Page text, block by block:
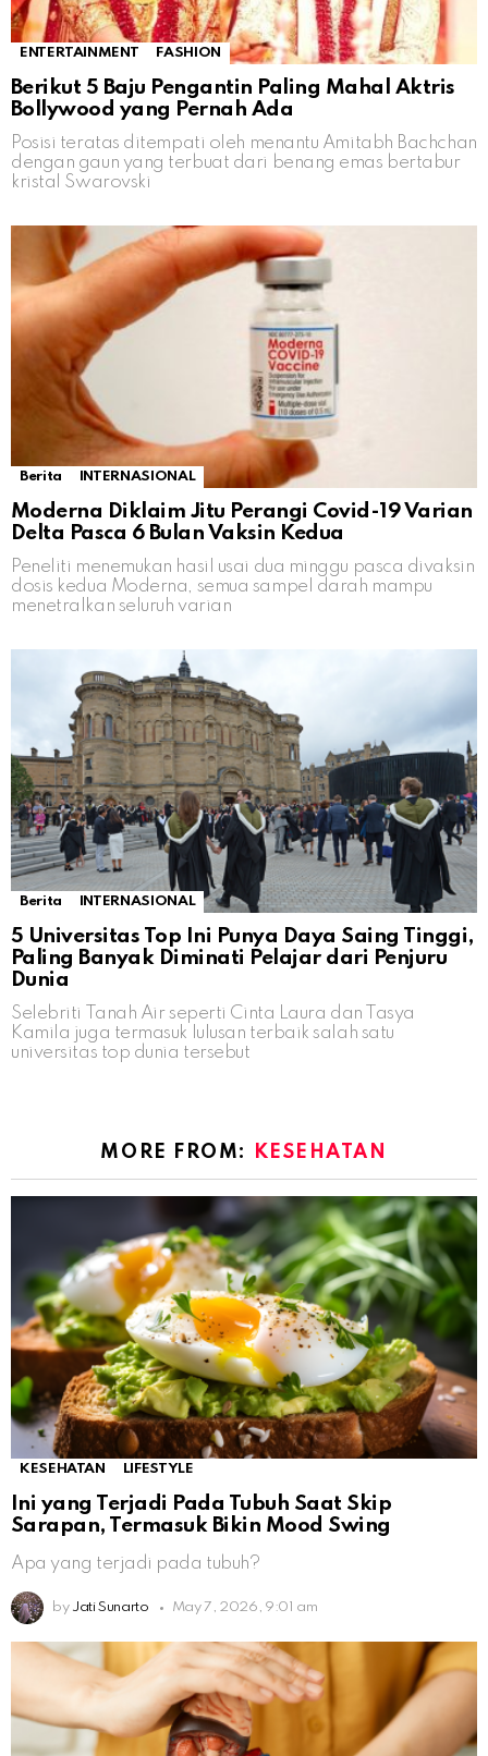
ENTERTAINMENT FASHION
Berikut 5 Baju Pengantin Paling Mahal Aktris
Bollywood yang Pernah Ada
Posisi teratas ditempati oleh menantu Amitabh Bachchan
dengan gaun yang terbuat dari benang emas bertabur
kristal Swarovski
Berita INTERNASIONAL
Moderna Diklaim Jitu Perangi Covid-19 Varian
Delta Pasca 6 Bulan Vaksin Kedua
Peneliti menemukan hasil usai dua minggu pasca divaksin
dosis kedua Moderna, semua sampel darah mampu
menetralkan seluruh varian
Berita INTERNASIONAL
5 Universitas Top Ini Punya Daya Saing Tinggi,
Paling Banyak Diminati Pelajar dari Penjuru
Dunia
Selebriti Tanah Air seperti Cinta Laura dan Tasya
Kamila juga termasuk lulusan terbaik salah satu
universitas top dunia tersebut
MORE FROM: KESEHATAN
KESEHATAN LIFESTYLE
Ini yang Terjadi Pada Tubuh Saat Skip
Sarapan, Termasuk Bikin Mood Swing
Apa yang terjadi pada tubuh?
by Jati Sunarto May 7, 2026, 9:01 am